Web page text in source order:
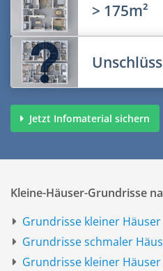
> 175m²
Jetzt Infomaterial sichern
Kleine-Häuser-Grundrisse
Grundrisse kleiner Häuser
Grundrisse schmaler
Grundrisse kleiner